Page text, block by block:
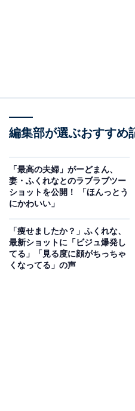
編集部が選ぶおすすめ
「最高の夫婦」がーどまん、
妻・ふくれなとのラブラブツー
ショットを公開！ 「ほんっとう
にかわいい」
「痩せましたか？」ふくれな、
最新ショットに「ビジュ爆発し
てる」「見る度に顔がちっちゃ
くなってる」の声